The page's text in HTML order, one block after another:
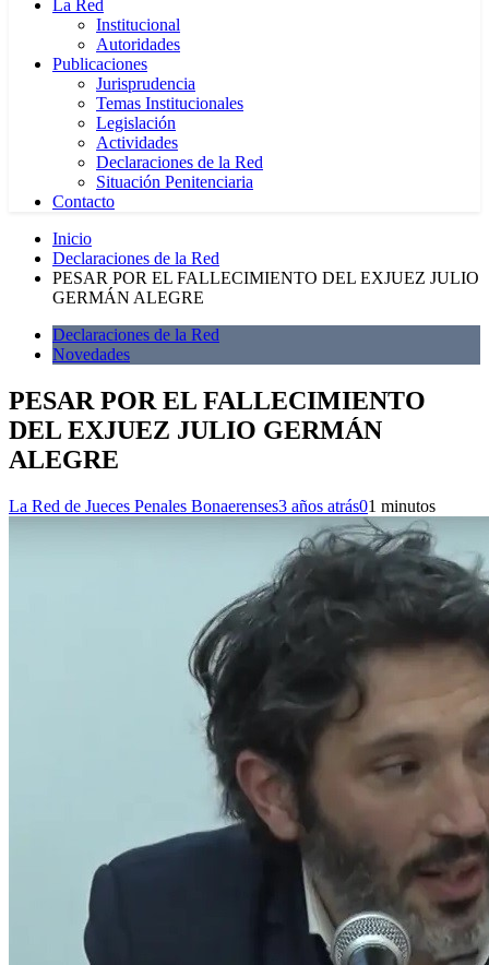
La Red
Institucional
Autoridades
Publicaciones
Jurisprudencia
Temas Institucionales
Legislación
Actividades
Declaraciones de la Red
Situación Penitenciaria
Contacto
Inicio
Declaraciones de la Red
PESAR POR EL FALLECIMIENTO DEL EXJUEZ JULIO
GERMÁN ALEGRE
Declaraciones de la Red
Novedades
PESAR POR EL FALLECIMIENTO
DEL EXJUEZ JULIO GERMÁN
ALEGRE
La Red de Jueces Penales Bonaerenses3 años atrás01 minutos